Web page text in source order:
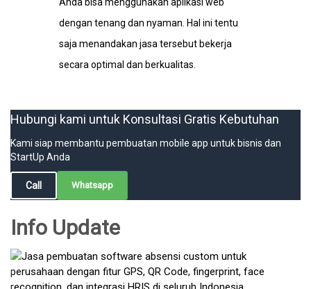
dengan tenang dan nyaman. Hal ini tentu
saja menandakan jasa tersebut bekerja
secara optimal dan berkualitas.
Hubungi kami untuk Konsultasi Gratis Kebutuhan
Kami siap membantu pembuatan mobile app untuk bisnis dan
StartUp Anda
Call Whatsapp
Info Update